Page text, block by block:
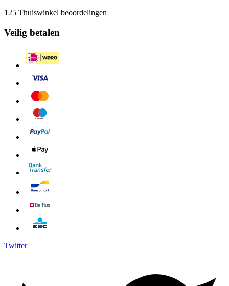
125 Thuiswinkel beoordelingen
Veilig betalen
Twitter